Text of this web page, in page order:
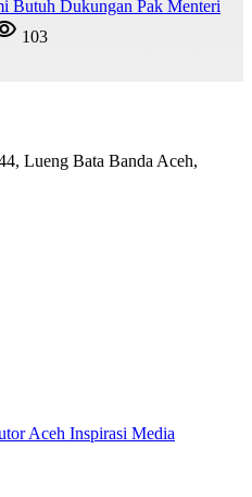
Butuh Dukungan Pak Menteri
103
Lueng Bata Banda Aceh,
Aceh Inspirasi Media